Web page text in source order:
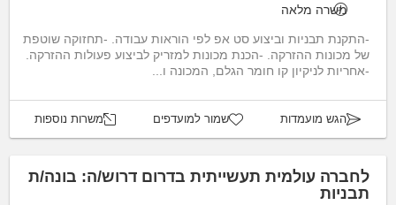
משרה מלאה
-התקנת תבניות וביצוע סט אפ לפי הוראות עבודה. -תחזוקה שוטפת
של מכונות ההזרקה. -הכנת מכונות למזריק לביצוע פעולות ההזרקה.
-אחריות לניקיון קו חומר הגלם, המכונה ו...
הגש מועמדות שמור למועדפים משרות נוספות
לחברה עולמית תעשייתית בדרום דרוש/ה: בונה/ת
תבניות